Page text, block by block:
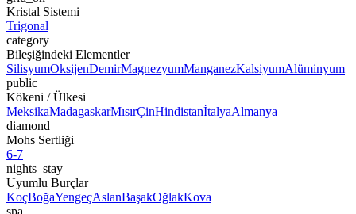
Kristal Sistemi
Trigonal
category
Bileşiğindeki Elementler
SilisyumOksijenDemirMagnezyumManganezKalsiyumAlüminyum
public
Kökeni / Ülkesi
MeksikaMadagaskarMısırÇinHindistanİtalyaAlmanya
diamond
Mohs Sertliği
6-7
nights_stay
Uyumlu Burçlar
KoçBoğaYengeçAslanBaşakOğlakKova
spa